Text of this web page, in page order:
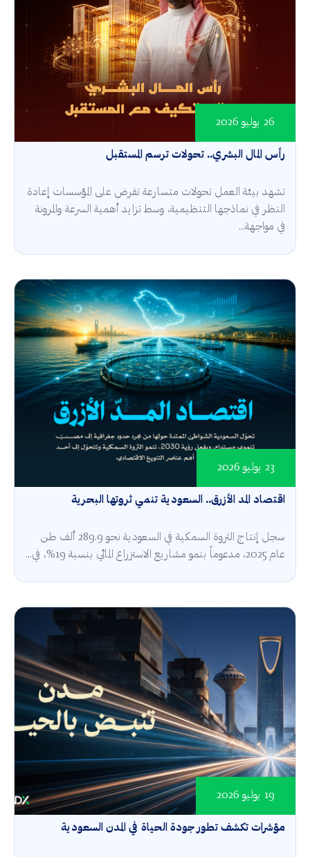
رأس المال البشري.. تحولات ترسم المستقبل
26 يوليو 2026
تشهد بيئة العمل تحولات متسارعة تفرض على المؤسسات إعادة
النظر في نماذجها التنظيمية، وسط تزايد أهمية السرعة والمرونة
في مواجهة...
اقتصاد المد الأزرق.. السعودية تنمي ثروتها البحرية
23 يوليو 2026
سجل إنتاج الثروة السمكية في السعودية نحو 289.9 ألف طن
عام 2025، مدعوماً بنمو مشاريع الاستزراع المائي بنسبة 19%، في...
مؤشرات تكشف تطور جودة الحياة في المدن السعودية
19 يوليو 2026